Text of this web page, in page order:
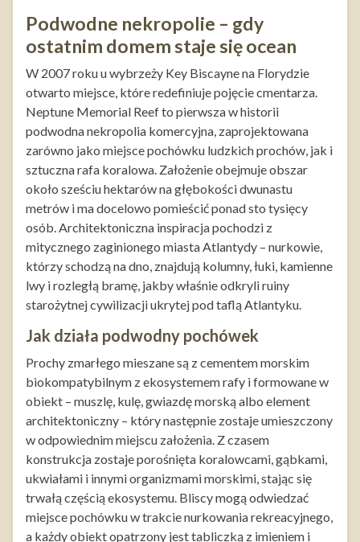
Podwodne nekropolie – gdy
ostatnim domem staje się ocean
W 2007 roku u wybrzeży Key Biscayne na Florydzie
otwarto miejsce, które redefiniuje pojęcie cmentarza.
Neptune Memorial Reef to pierwsza w historii
podwodna nekropolia komercyjna, zaprojektowana
zarówno jako miejsce pochówku ludzkich prochów, jak i
sztuczna rafa koralowa. Założenie obejmuje obszar
około sześciu hektarów na głębokości dwunastu
metrów i ma docelowo pomieścić ponad sto tysięcy
osób. Architektoniczna inspiracja pochodzi z
mitycznego zaginionego miasta Atlantydy – nurkowie,
którzy schodzą na dno, znajdują kolumny, łuki, kamienne
lwy i rozległą bramę, jakby właśnie odkryli ruiny
starożytnej cywilizacji ukrytej pod taflą Atlantyku.
Jak działa podwodny pochówek
Prochy zmarłego mieszane są z cementem morskim
biokompatybilnym z ekosystemem rafy i formowane w
obiekt – muszlę, kulę, gwiazdę morską albo element
architektoniczny – który następnie zostaje umieszczony
w odpowiednim miejscu założenia. Z czasem
konstrukcja zostaje porośnięta koralowcami, gąbkami,
ukwiałami i innymi organizmami morskimi, stając się
trwałą częścią ekosystemu. Bliscy mogą odwiedzać
miejsce pochówku w trakcie nurkowania rekreacyjnego,
a każdy obiekt opatrzony jest tabliczką z imieniem i